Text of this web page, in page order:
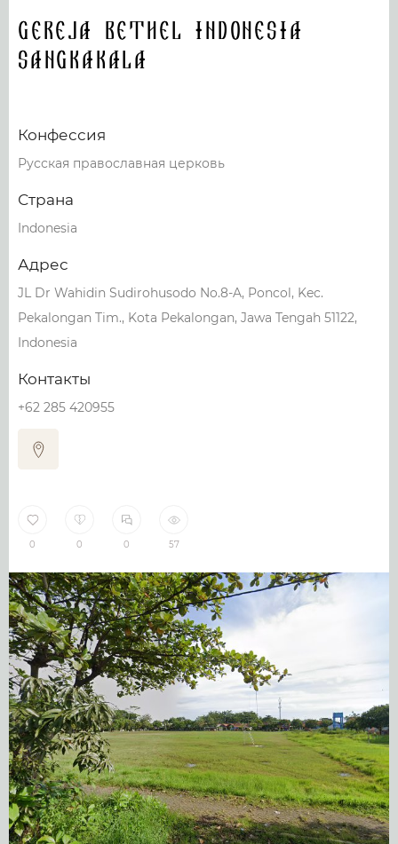
Gereja Bethel Indonesia
Sangkakala
Конфессия
Русская православная церковь
Страна
Indonesia
Адрес
JL Dr Wahidin Sudirohusodo No.8-A, Poncol, Kec.
Pekalongan Tim., Kota Pekalongan, Jawa Tengah 51122,
Indonesia
Контакты
+62 285 420955
0 0 0 57